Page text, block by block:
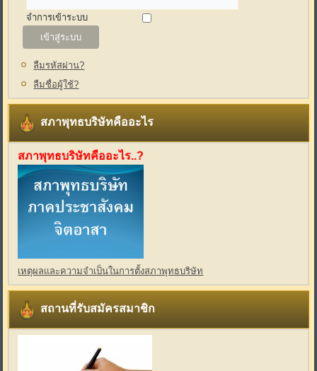
จำการเข้าระบบ
ลืมรหัสผ่าน?
ลืมชื่อผู้ใช้?
สภาพุทธบริษัทคืออะไร
สภาพุทธบริษัทคืออะไร..?
เหตุผลและความจำเป็นในการตั้งสภาพุทธบริษัท
สถานที่รับสมัครสมาชิก